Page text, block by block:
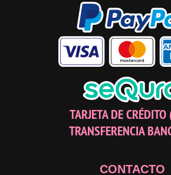
TARJETA DE
TRANSFERENCIA
CONTACTO